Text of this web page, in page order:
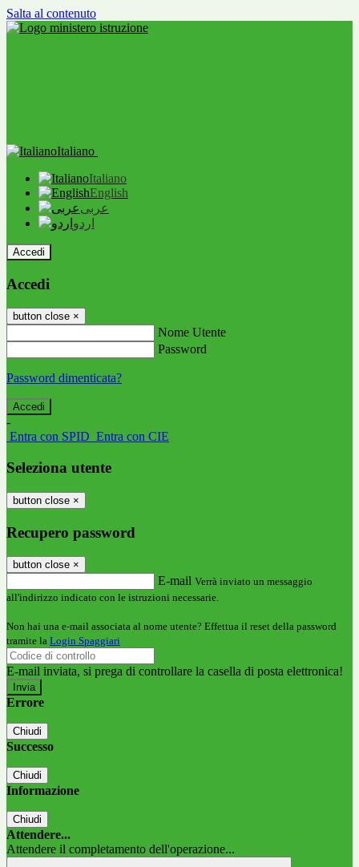
Salta al contenuto
Italiano
Italiano
English
عربى
اردو
Accedi
Accedi
button close ×
Nome Utente
Password
Password dimenticata?
-
Entra con SPID Entra con CIE
Seleziona utente
button close ×
Recupero password
button close ×
E-mail Verrà inviato un messaggio
all'indirizzo indicato con le istruzioni necessarie.
Non hai una e-mail associata al nome utente? Effettua il reset della password
tramite la Login Spaggiari
E-mail inviata, si prega di controllare la casella di posta elettronica!
Errore
Chiudi
Successo
Chiudi
Informazione
Chiudi
Attendere...
Attendere il completamento dell'operazione...